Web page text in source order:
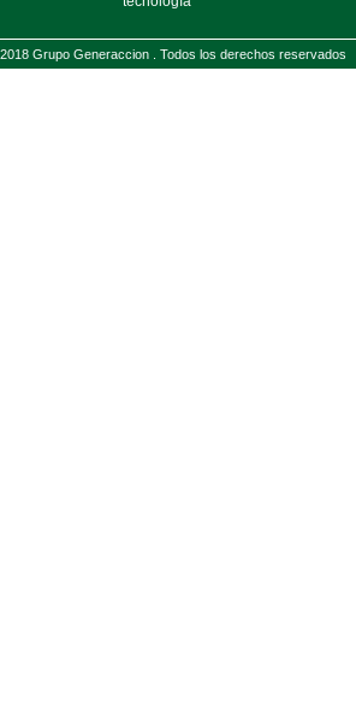
2018 Grupo Generaccion . Todos los derechos